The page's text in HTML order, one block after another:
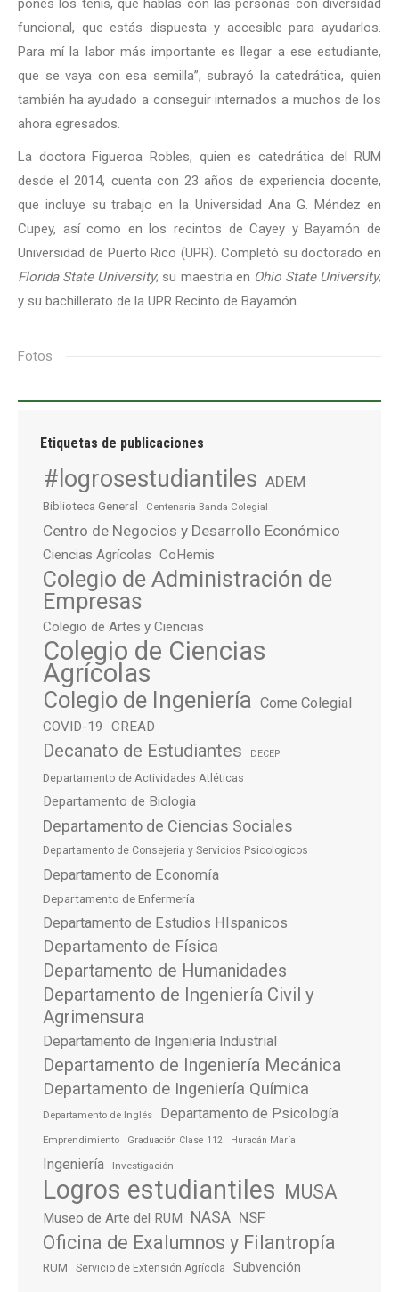
pones los tenis, que hablas con las personas con diversidad
funcional, que estás dispuesta y accesible para ayudarlos.
Para mí la labor más importante es llegar a ese estudiante,
que se vaya con esa semilla”, subrayó la catedrática, quien
también ha ayudado a conseguir internados a muchos de los
ahora egresados.
La doctora Figueroa Robles, quien es catedrática del RUM
desde el 2014, cuenta con 23 años de experiencia docente,
que incluye su trabajo en la Universidad Ana G. Méndez en
Cupey, así como en los recintos de Cayey y Bayamón de
Universidad de Puerto Rico (UPR). Completó su doctorado en
Florida State University; su maestría en Ohio State University;
y su bachillerato de la UPR Recinto de Bayamón.
Fotos
Etiquetas de publicaciones
#logrosestudiantiles ADEM
Biblioteca General Centenaria Banda Colegial
Centro de Negocios y Desarrollo Económico
Ciencias Agrícolas CoHemis
Colegio de Administración de
Empresas
Colegio de Artes y Ciencias
Colegio de Ciencias
Agrícolas
Colegio de Ingeniería Come Colegial
COVID-19 CREAD
Decanato de Estudiantes DECEP
Departamento de Actividades Atléticas
Departamento de Biologia
Departamento de Ciencias Sociales
Departamento de Consejeria y Servicios Psicologicos
Departamento de Economía
Departamento de Enfermería
Departamento de Estudios HIspanicos
Departamento de Física
Departamento de Humanidades
Departamento de Ingeniería Civil y
Agrimensura
Departamento de Ingeniería Industrial
Departamento de Ingeniería Mecánica
Departamento de Ingeniería Química
Departamento de Inglés Departamento de Psicología
Emprendimiento Graduación Clase 112 Huracán María
Ingeniería Investigación
Logros estudiantiles MUSA
Museo de Arte del RUM NASA NSF
Oficina de Exalumnos y Filantropía
RUM Servicio de Extensión Agrícola Subvención